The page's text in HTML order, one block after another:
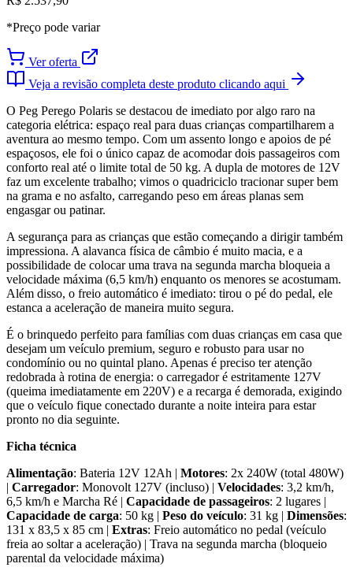
*Preço pode variar
Ver oferta
Veja a revisão completa deste produto clicando aqui
O Peg Perego Polaris se destacou de imediato por algo raro na
categoria elétrica: espaço real para duas crianças compartilharem a
aventura ao mesmo tempo. Com um assento longo e apoios de pé
espaçosos, ele foi o único capaz de acomodar dois passageiros com
conforto real até o limite total de 50 kg. A dupla de motores de 12V
faz um excelente trabalho; vimos o quadriciclo tracionar super bem
na grama e no asfalto, carregando peso em áreas planas sem
engasgar ou patinar.
A segurança para as crianças que estão começando a dirigir também
impressiona. A alavanca física de câmbio é muito macia, e a
possibilidade de colocar uma trava na segunda marcha bloqueia a
velocidade máxima (6,5 km/h) enquanto os menores se acostumam.
Além disso, o freio automático é imediato: tirou o pé do pedal, ele
estanca a aceleração de maneira muito segura.
É o brinquedo perfeito para famílias com duas crianças em casa que
desejam um veículo premium, seguro e robusto para usar no
condomínio ou no quintal plano. Apenas é preciso ter atenção
redobrada à rotina de energia: o carregador é estritamente 127V
(queima imediatamente em 220V) e a recarga é demorada, exigindo
que o veículo fique conectado durante a noite inteira para estar
pronto no dia seguinte.
Ficha técnica
Alimentação: Bateria 12V 12Ah | Motores: 2x 240W (total 480W)
| Carregador: Monovolt 127V (incluso) | Velocidades: 3,2 km/h,
6,5 km/h e Marcha Ré | Capacidade de passageiros: 2 lugares |
Capacidade de carga: 50 kg | Peso do veículo: 31 kg | Dimensões:
131 x 83,5 x 85 cm | Extras: Freio automático no pedal (veículo
freia ao soltar a aceleração) | Trava na segunda marcha (bloqueio
parental da velocidade máxima)